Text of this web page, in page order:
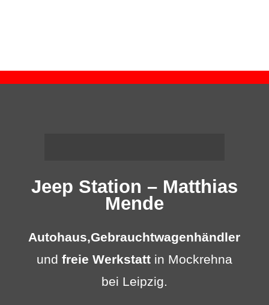
Jeep Station – Matthias
Mende
Autohaus,Gebrauchtwagenhändler
und freie Werkstattin Mockrehna
bei Leipzig.